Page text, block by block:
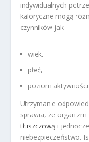
indywidualnych
kaloryczne mogą
czynników jak:
wiek,
płeć,
poziom
Utrzymanie
sprawia, że
tłuszczową i
niebezpieczeństwo.